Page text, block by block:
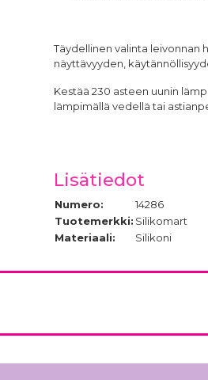
Täydellinen valinta leivonnan
näyttävyyden,
Kestää 230 asteen uunin
lämpimällä vedellä tai
Lisätiedot
Numero:
14286
Tuotemerkki: Silikomart
Materiaali:
Silikoni